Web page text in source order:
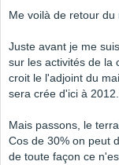
Me voilà de retour
Juste avant je me
sur les activités de la
croit le l'adjoint du
sera crée d'ici à
Mais passons, le
Cos de 30% on peut
de toute façon ce